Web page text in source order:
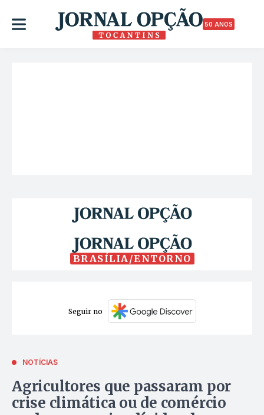
50 ANOS
BRASÍLIA/ENTORNO
Seguir no
NOTÍCIAS
Agricultores que passaram por
crise climática ou de comércio